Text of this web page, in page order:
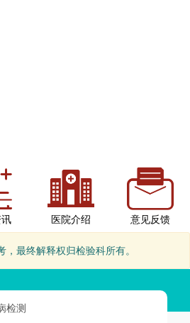
医院介绍 意见反馈
，最终解释权归检验科所有。
检测